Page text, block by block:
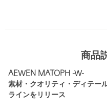
商品
AEWEN MATOPH -W-
素材・クオリティ・ディテー
ラインをリリース